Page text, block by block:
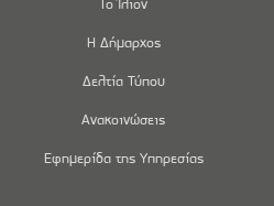
Η Δήμαρχος
Δελτία Τύπου
Ανακοινώσεις
Εφημερίδα της Υπηρεσίας